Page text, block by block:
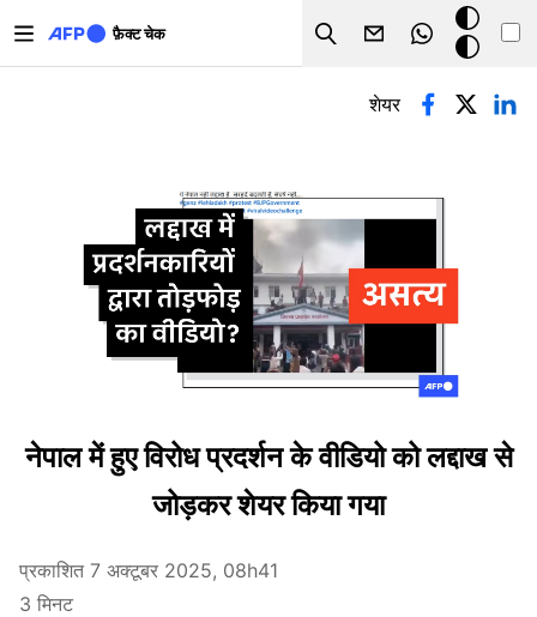
फ़ैक्ट चेक
Search
डार्क
मोड
प्राथमिक टैब्स
शेयर
नेपाल में हुए विरोध प्रदर्शन के वीडियो को लद्दाख से
जोड़कर शेयर किया गया
प्रकाशित 7 अक्टूबर 2025, 08h41
3 मिनट